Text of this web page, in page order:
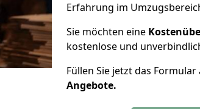
Erfahrung im
Sie möchten eine
kostenlose und
Füllen Sie jetzt das
Angebote.